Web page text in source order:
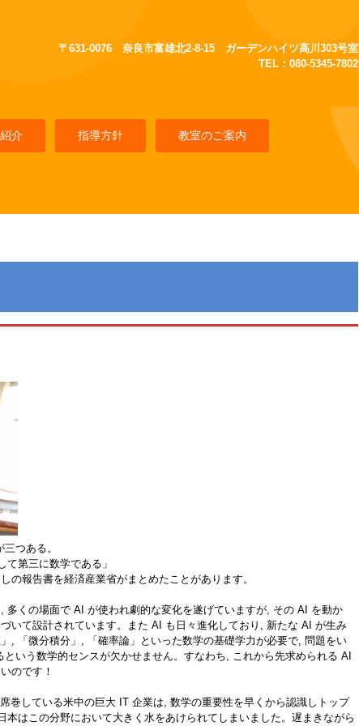
〒631-0076 奈良市富雄北2-8-15 ガーデンハイツ高川303号室
TEL：080-5345-7802
介 指導方針 教室のご案内
つある。
第三に数学である」
の報告書を経済産業省がまとめたことがあります。
くの場面で AI が使われ劇的な変化を遂げていますが, その AI を動か
いて設計されています。また AI も日々進化しており, 新たな AI が生み
, 「微分積分」, 「確率論」といった数学の基礎学力が必要で, 問題をい
いう数学的センスが欠かせません。すなわち, これから先求められる AI
のです！
巻している米中の巨大 IT 企業は, 数学の重要性を早くから認識しトップ
はこの分野において大きく水をあけられてしまいました。遅まきながら